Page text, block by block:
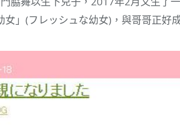
女」(フレッシュな幼女)，與哥哥正好